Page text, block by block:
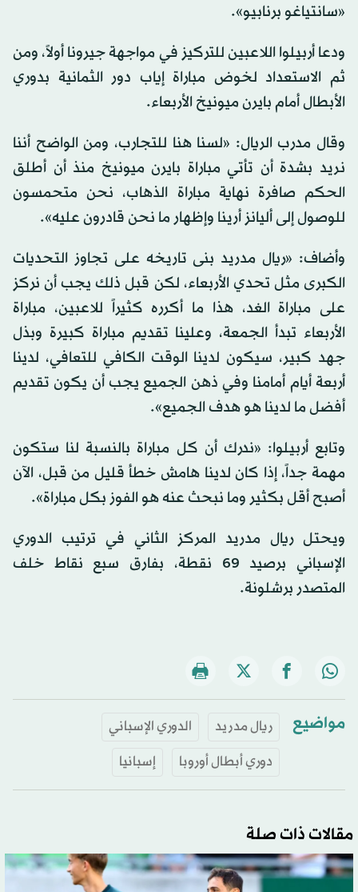
«سانتياغو برنابيو».
ودعا أربيلوا اللاعبين للتركيز في مواجهة جيرونا أولاً، ومن
ثم الاستعداد لخوض مباراة إياب دور الثمانية بدوري
الأبطال أمام بايرن ميونيخ الأربعاء.
وقال مدرب الريال: «لسنا هنا للتجارب، ومن الواضح أننا
نريد بشدة أن تأتي مباراة بايرن ميونيخ منذ أن أطلق
الحكم صافرة نهاية مباراة الذهاب، نحن متحمسون
للوصول إلى أليانز أرينا وإظهار ما نحن قادرون عليه».
وأضاف: «ريال مدريد بنى تاريخه على تجاوز التحديات
الكبرى مثل تحدي الأربعاء، لكن قبل ذلك يجب أن نركز
على مباراة الغد، هذا ما أكرره كثيراً للاعبين، مباراة
الأربعاء تبدأ الجمعة، وعلينا تقديم مباراة كبيرة وبذل
جهد كبير، سيكون لدينا الوقت الكافي للتعافي، لدينا
أربعة أيام أمامنا وفي ذهن الجميع يجب أن يكون تقديم
أفضل ما لدينا هو هدف الجميع».
وتابع أربيلوا: «ندرك أن كل مباراة بالنسبة لنا ستكون
مهمة جداً، إذا كان لدينا هامش خطأ قليل من قبل، الآن
أصبح أقل بكثير وما نبحث عنه هو الفوز بكل مباراة».
ويحتل ريال مدريد المركز الثاني في ترتيب الدوري
الإسباني برصيد 69 نقطة، بفارق سبع نقاط خلف
المتصدر برشلونة.
مواضيع ريال مدريد
الدوري الإسباني
دوري أبطال أوروبا
إسبانيا
مقالات ذات صلة